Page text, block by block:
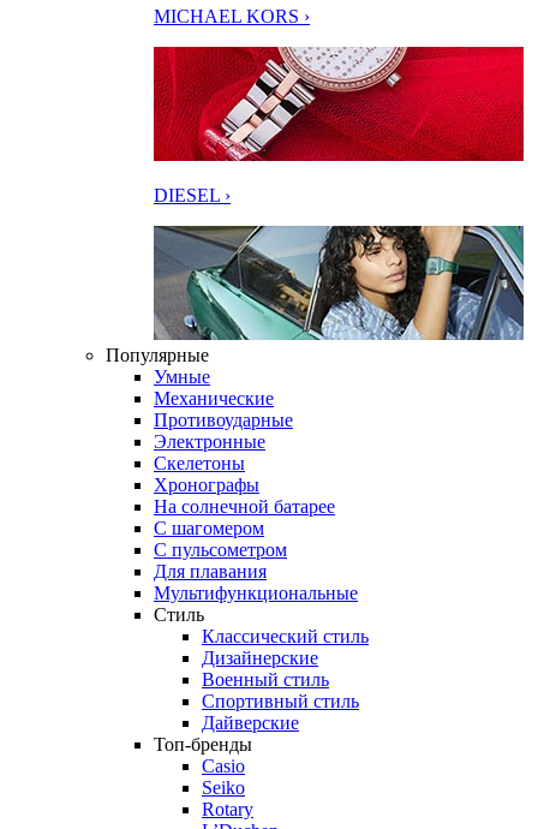
MICHAEL KORS ›
DIESEL ›
Популярные
Умные
Механические
Противоударные
Электронные
Скелетоны
Хронографы
На солнечной батарее
С шагомером
С пульсометром
Для плавания
Мультифункциональные
Стиль
Классический стиль
Дизайнерские
Военный стиль
Спортивный стиль
Дайверские
Топ-бренды
Casio
Seiko
Rotary